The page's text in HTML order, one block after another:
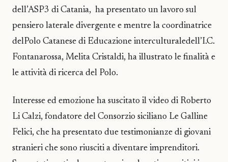
dell’ASP3 di Catania, ha presentato un lavoro sul
pensiero laterale divergente e mentre la coordinatrice
delPolo Catanese di Educazione interculturaledell’I.C.
Fontanarossa, Melita Cristaldi, ha illustrato le finalità e
le attività di ricerca del Polo.
Interesse ed emozione ha suscitato il video di Roberto
Li Calzi, fondatore del Consorzio siciliano Le Galline
Felici, che ha presentato due testimonianze di giovani
stranieri che sono riusciti a diventare imprenditori.